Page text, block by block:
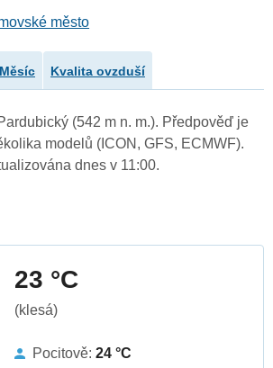
město
Kvalita ovzduší
(542 m n. m.). Předpověď je
modelů (ICON, GFS, ECMWF).
dnes v 11:00.
23 °C
(klesá)
Pocitově: 24 °C